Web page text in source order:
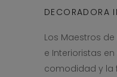
DECORADORA
Los Maestros
e Interioristas en
comodidad y la